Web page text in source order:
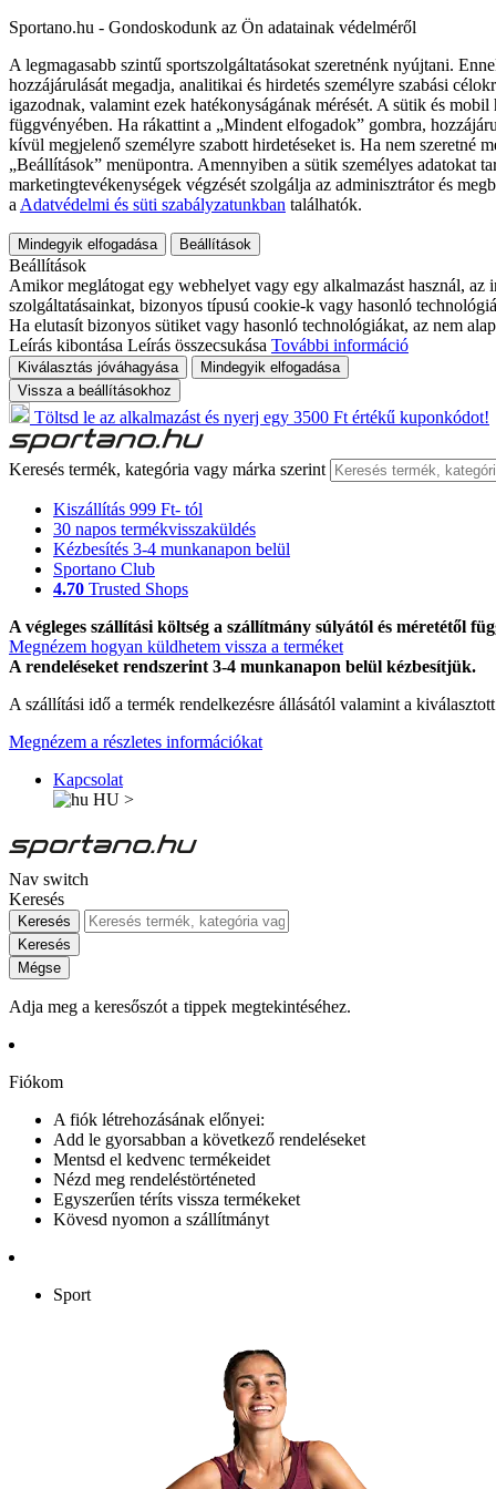
Sportano.hu - Gondoskodunk az Ön adatainak védelméről
A legmagasabb szintű sportszolgáltatásokat szeretnénk nyújtani.
hozzájárulását megadja, analitikai és hirdetés személyre szabási
igazodnak, valamint ezek hatékonyságának mérését. A sütik és
függvényében. Ha rákattint a „Mindent elfogadok” gombra,
kívül megjelenő személyre szabott hirdetéseket is. Ha nem szeretné
„Beállítások” menüpontra. Amennyiben a sütik személyes adatokat
marketingtevékenységek végzését szolgálja az adminisztrátor és
a Adatvédelmi és süti szabályzatunkban találhatók.
Mindegyik elfogadása Beállítások
Beállítások
Amikor meglátogat egy webhelyet vagy egy alkalmazást használ,
szolgáltatásainkat, bizonyos típusú cookie-k vagy hasonló
Ha elutasít bizonyos sütiket vagy hasonló technológiákat, az nem
Leírás kibontása Leírás összecsukása További információ
Kiválasztás jóváhagyása
Mindegyik elfogadása
Vissza a beállításokhoz
Töltsd le az alkalmazást és nyerj egy 3500 Ft értékű kuponkódot!
Keresés termék, kategória vagy márka szerint
Kiszállítás 999 Ft- tól
30 napos termékvisszaküldés
Kézbesítés 3-4 munkanapon belül
Sportano Club
4.70 Trusted Shops
A végleges szállítási költség a szállítmány súlyától és méretétől
Megnézem hogyan küldhetem vissza a terméket
A rendeléseket rendszerint 3-4 munkanapon belül kézbesítjük.
A szállítási idő a termék rendelkezésre állásától valamint a
Megnézem a részletes információkat
Kapcsolat
HU >
Nav switch
Keresés
Keresés
Keresés
Mégse
Adja meg a keresőszót a tippek megtekintéséhez.
Fiókom
A fiók létrehozásának előnyei:
Add le gyorsabban a következő rendeléseket
Mentsd el kedvenc termékeidet
Nézd meg rendeléstörténeted
Egyszerűen téríts vissza termékeket
Kövesd nyomon a szállítmányt
Sport